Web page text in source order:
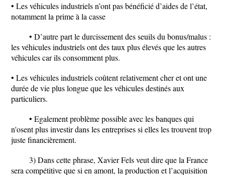
• Les véhicules industriels n’ont pas bénéficié d’aides de l’état,
notamment la prime à la casse
• D’autre part le durcissement des seuils du bonus/malus :
les véhicules industriels ont des taux plus élevés que les autres
véhicules car ils consomment plus.
• Les véhicules industriels coûtent relativement cher et ont une
durée de vie plus longue que les véhicules destinés aux
particuliers.
• Egalement problème possible avec les banques qui
n'osent plus investir dans les entreprises si elles les trouvent trop
juste financièrement.
3) Dans cette phrase, Xavier Fels veut dire que la France
sera compétitive que si en amont, la production et l’acquisition